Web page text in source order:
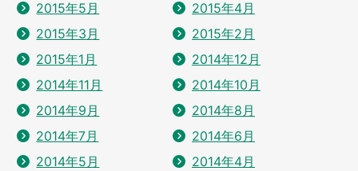
2015年5月
2015年4月
2015年3月
2015年2月
2015年1月
2014年12月
2014年11月
2014年10月
2014年9月
2014年8月
2014年7月
2014年6月
2014年5月
2014年4月